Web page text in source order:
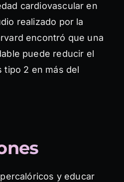
cardiovascular en
realizado por la
encontró que una
puede reducir el
tipo 2 en más del
y educar